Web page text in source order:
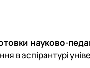
і фармація"
науково-
в аспірантурі